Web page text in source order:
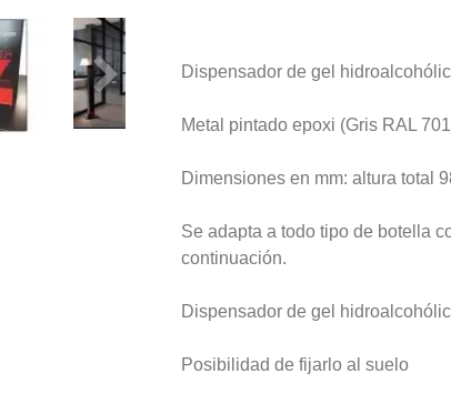
Dispensador de gel
Metal pintado epoxi (Gris RAL
Dimensiones en mm: altura total
Se adapta a todo tipo de botella
continuación.
Dispensador de gel
Posibilidad de fijarlo al suelo